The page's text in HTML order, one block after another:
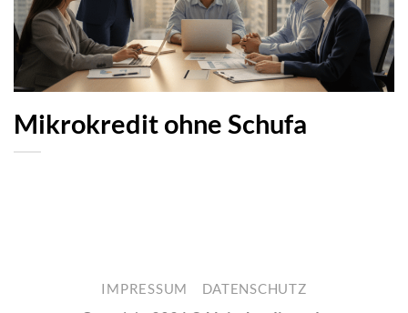
Mikrokredit ohne Schufa
IMPRESSUM DATENSCHUTZ